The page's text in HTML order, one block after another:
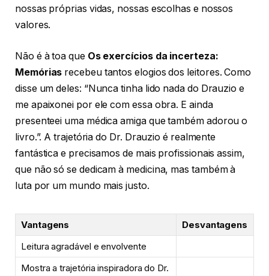
nossas próprias vidas, nossas escolhas e nossos
valores.
Não é à toa que Os exercícios da incerteza:
Memórias recebeu tantos elogios dos leitores. Como
disse um deles: “Nunca tinha lido nada do Drauzio e
me apaixonei por ele com essa obra. E ainda
presenteei uma médica amiga que também adorou o
livro.”. A trajetória do Dr. Drauzio é realmente
fantástica e precisamos de mais profissionais assim,
que não só se dedicam à medicina, mas também à
luta por um mundo mais justo.
Vantagens
Desvantagens
Leitura agradável e envolvente
Mostra a trajetória inspiradora do Dr.